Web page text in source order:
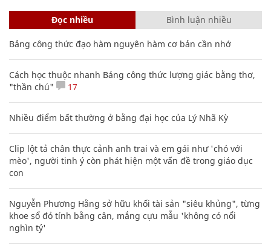
Đọc nhiều Bình luận nhiều
Bảng công thức đạo hàm nguyên hàm cơ bản cần nhớ
Cách học thuộc nhanh Bảng công thức lượng giác bằng thơ,
"thần chú"
17
Nhiều điểm bất thường ở bằng đại học của Lý Nhã Kỳ
Clip lột tả chân thực cảnh anh trai và em gái như 'chó với
mèo', người tinh ý còn phát hiện một vấn đề trong giáo dục
con
Nguyễn Phương Hằng sở hữu khối tài sản "siêu khủng", từng
khoe sổ đỏ tính bằng cân, mắng cựu mẫu 'không có nổi
nghìn tỷ'